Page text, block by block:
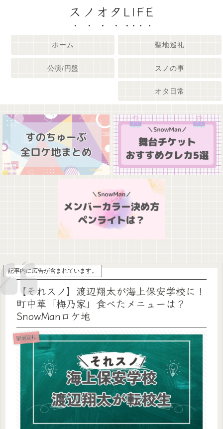
スノオタLIFE
ホーム 聖地巡礼
公演/円盤 スノの事
オタ日常
記事内に広告が含まれています。
【それスノ】渡辺翔太が海上保安学校に！
町中華「梅乃家」食べたメニューは？
SnowManロケ地
聖地巡礼